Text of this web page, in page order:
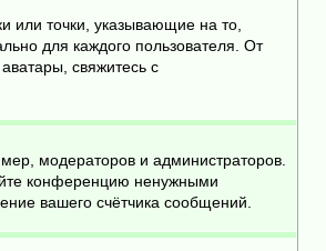
или точки, указывающие на то,
для каждого пользователя. От
свяжитесь с
модераторов и администраторов.
конференцию ненужными
вашего счётчика сообщений.